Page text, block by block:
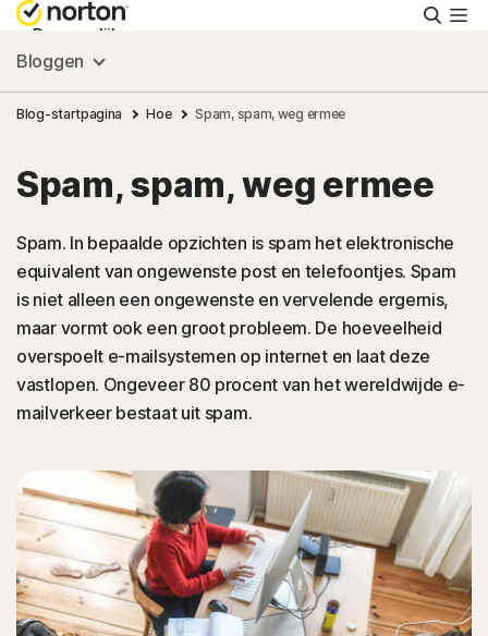
Persoonlijk
Small Business
Ondersteuning
Gratis proberen
Nederland
Aanmelden
Bloggen
Blog-startpagina Hoe Spam, spam, weg ermee
Spam, spam, weg ermee
Spam. In bepaalde opzichten is spam het elektronische
equivalent van ongewenste post en telefoontjes. Spam
is niet alleen een ongewenste en vervelende ergernis,
maar vormt ook een groot probleem. De hoeveelheid
overspoelt e-mailsystemen op internet en laat deze
vastlopen. Ongeveer 80 procent van het wereldwijde e-
mailverkeer bestaat uit spam.